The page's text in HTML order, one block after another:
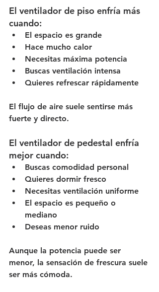
El ventilador de piso enfría más
cuando:
El espacio es grande
Hace mucho calor
Necesitas máxima potencia
Buscas ventilación intensa
Quieres refrescar rápidamente
El flujo de aire suele sentirse más
fuerte y directo.
El ventilador de pedestal enfría
mejor cuando:
Buscas comodidad personal
Quieres dormir fresco
Necesitas ventilación uniforme
El espacio es pequeño o
mediano
Deseas menor ruido
Aunque la potencia puede ser
menor, la sensación de frescura suele
ser más cómoda.